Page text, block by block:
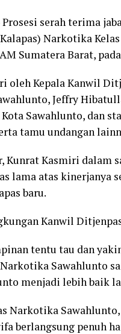
Prosesi serah terima
Narkotika
Sumatera Barat,
Kepala Kanwil
Jeffry
Sawahlunto, dan
tamu undangan
Kunrat Kasmiri dalam
lama atas kinerjanya
baru.
Kanwil
tentu tau dan
Sawahlunto
menjadi lebih baik
Narkotika
berlangsung penuh